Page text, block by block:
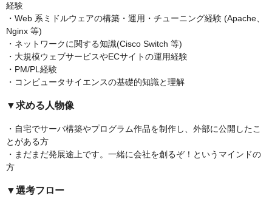
経験
・Web 系ミドルウェアの構築・運用・チューニング経験 (Apache、
Nginx 等)
・ネットワークに関する知識(Cisco Switch 等)
・大規模ウェブサービスやECサイトの運用経験
・PM/PL経験
・コンピュータサイエンスの基礎的知識と理解
▼求める人物像
・自宅でサーバ構築やプログラム作品を制作し、外部に公開したこ
とがある方
・まだまだ発展途上です。一緒に会社を創るぞ！というマインドの
方
▼選考フロー